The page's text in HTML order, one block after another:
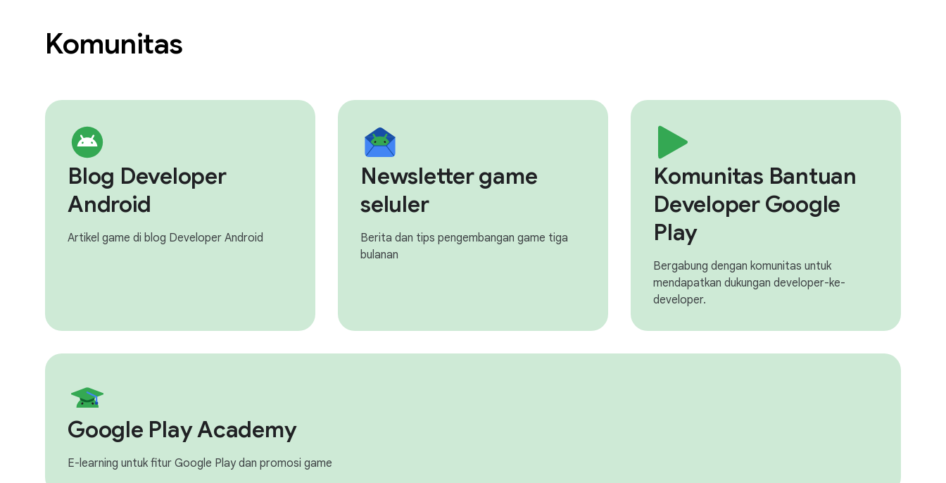
Komunitas
Blog Developer
Android
Artikel game di blog Developer Android
Newsletter game
seluler
Berita dan tips pengembangan game tiga
bulanan
Komunitas Bantuan
Developer Google
Play
Bergabung dengan komunitas untuk
mendapatkan dukungan developer-ke-
developer.
Google Play Academy
E-learning untuk fitur Google Play dan promosi game